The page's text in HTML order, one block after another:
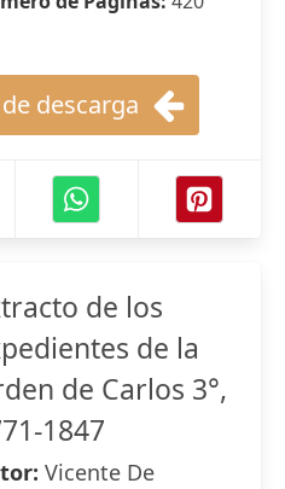
descarga
de los
de la
de Carlos 3°,
1847
Vicente De